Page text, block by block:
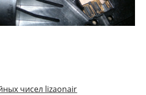
чисел lizaonair